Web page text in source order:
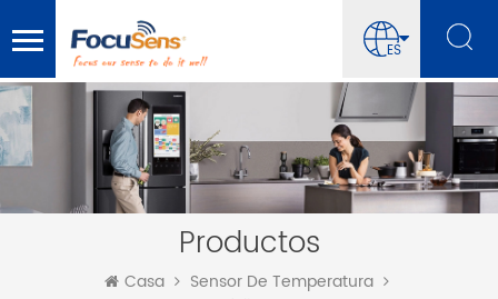
ES
Productos
Casa
Sensor De Temperatura